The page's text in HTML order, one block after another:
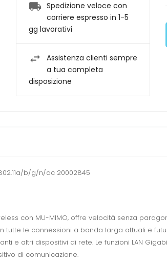
Spedizione veloce con
corriere espresso in 1-5
gg lavorativi
Assistenza clienti sempre
a tua completa
disposizione
b/g/n/ac 20002845
con MU-MIMO, offre velocità senza
tutte le connessioni a banda larga attuali e
e altri dispositivi di rete. Le funzioni LAN
di comunicazione.